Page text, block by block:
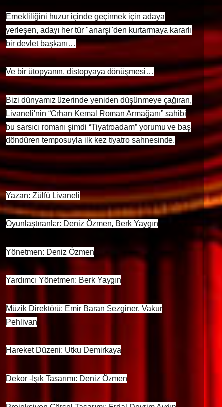
Emekliliğini huzur içinde geçirmek için adaya
yerleşen, adayı her tür "anarşi"den kurtarmaya kararlı
bir devlet başkanı…
Ve bir ütopyanın, distopyaya dönüşmesi…
Bizi dünyamız üzerinde yeniden düşünmeye çağıran,
Livaneli'nin “Orhan Kemal Roman Armağanı” sahibi
bu sarsıcı romanı şimdi “Tiyatroadam” yorumu ve baş
döndüren temposuyla ilk kez tiyatro sahnesinde.
Yazan: Zülfü Livaneli
Oyunlaştıranlar: Deniz Özmen, Berk Yaygın
Yönetmen: Deniz Özmen
Yardımcı Yönetmen: Berk Yaygın
Müzik Direktörü: Emir Baran Sezginer, Vakur
Pehlivan
Hareket Düzeni: Utku Demirkaya
Dekor -Işık Tasarımı: Deniz Özmen